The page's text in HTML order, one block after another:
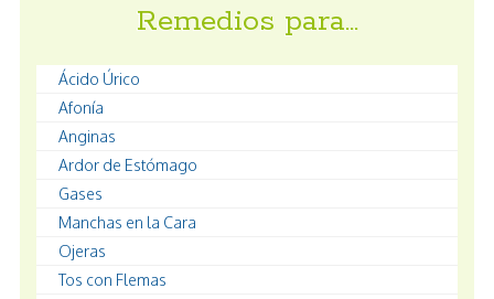
Remedios para…
Ácido Úrico
Afonía
Anginas
Ardor de Estómago
Gases
Manchas en la Cara
Ojeras
Tos con Flemas